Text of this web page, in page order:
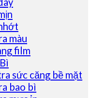
màu
film
sức căng bề mặt
bao bì